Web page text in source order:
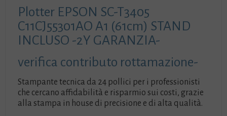
contributo
rottamazione-
quantità
Plotter EPSON SC-T3405
C11CJ55301AO A1 (61cm) STAND
INCLUSO -2Y GARANZIA-
verifica contributo rottamazione-
Stampante tecnica da 24 pollici per i professionisti
che cercano affidabilità e risparmio sui costi, grazie
alla stampa in house di precisione e di alta qualità.